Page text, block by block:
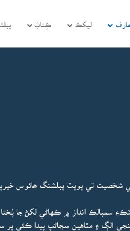
ليکڪ ڪِتابَ
شخصيت تي پوپٽ پبلشنگ ھائوس
سمبالڪ انداز ۾ ڪهاڻي لکڻ جا پُختا
الڳ ۽ مٿاهين سڃاڻپ پيدا ڪئي پر